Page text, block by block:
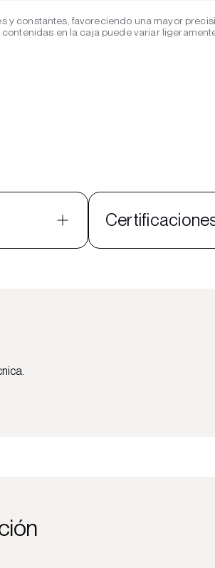
constantes, favoreciendo una mayor
en la caja puede variar